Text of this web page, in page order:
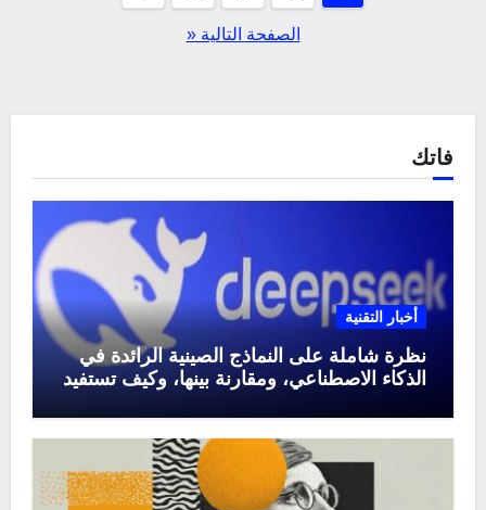
الصفحة التالية «
فاتك
أخبار التقنية
نظرة شاملة على النماذج الصينية الرائدة في
الذكاء الاصطناعي، ومقارنة بينها، وكيف تستفيد